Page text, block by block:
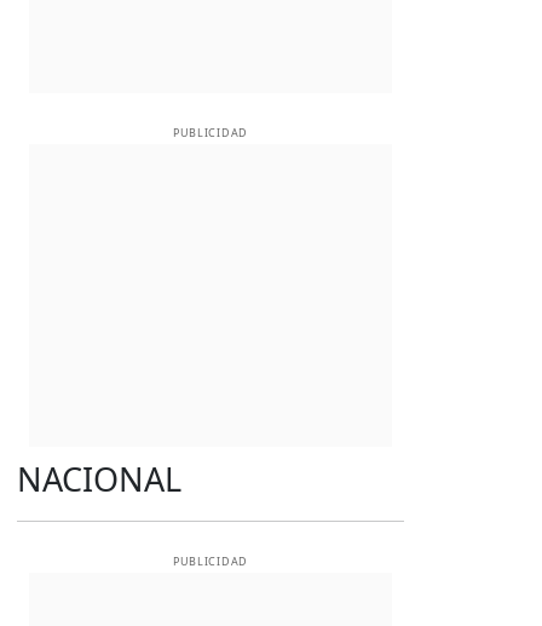
PUBLICIDAD
NACIONAL
PUBLICIDAD